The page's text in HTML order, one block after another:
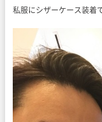
私服にシザーケース装着